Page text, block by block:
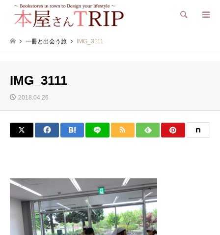
検索
一冊と出会う旅 IMG_3111
IMG_3111
2018.04.26